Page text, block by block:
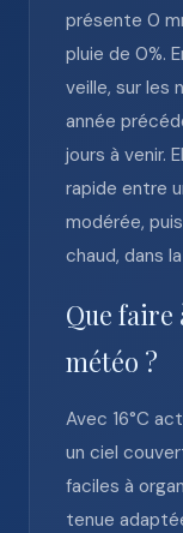
présente 0
pluie de 0%.
veille, sur les
année
jours à venir.
rapide entre
modérée,
chaud, dans
Que faire
météo ?
Avec 16°C
un ciel
faciles à
tenue